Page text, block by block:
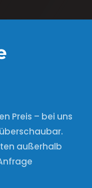
Preis – bei uns
außerhalb